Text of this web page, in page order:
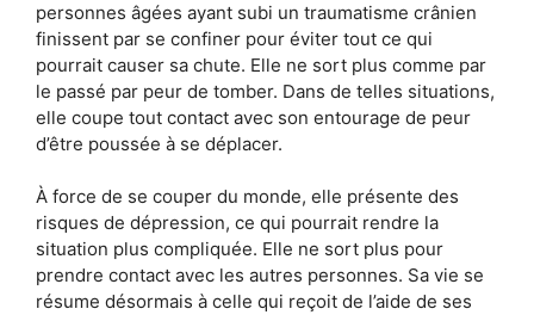
personnes âgées ayant subi un traumatisme crânien
finissent par se confiner pour éviter tout ce qui
pourrait causer sa chute. Elle ne sort plus comme par
le passé par peur de tomber. Dans de telles situations,
elle coupe tout contact avec son entourage de peur
d’être poussée à se déplacer.
À force de se couper du monde, elle présente des
risques de dépression, ce qui pourrait rendre la
situation plus compliquée. Elle ne sort plus pour
prendre contact avec les autres personnes. Sa vie se
résume désormais à celle qui reçoit de l’aide de ses